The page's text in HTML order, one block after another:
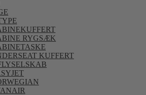
RYGSÆK
KUFFERT